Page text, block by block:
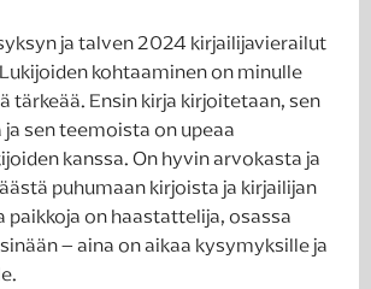
ja talven 2024 kirjailijavierailut
kohtaaminen on minulle
tärkeää. Ensin kirja kirjoitetaan, sen
sen teemoista on upeaa
kanssa. On hyvin arvokasta ja
puhumaan kirjoista ja kirjailijan
paikkoja on haastattelija, osassa
– aina on aikaa kysymyksille ja